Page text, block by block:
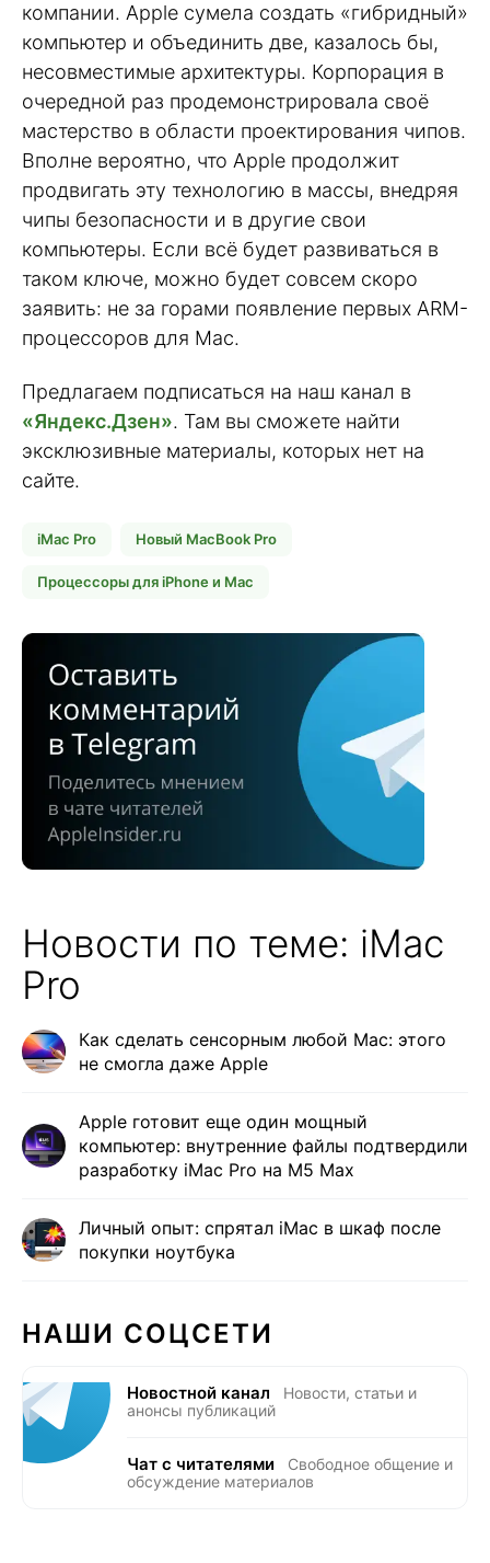
компании. Apple сумела создать «гибридный»
компьютер и объединить две, казалось бы,
несовместимые архитектуры. Корпорация в
очередной раз продемонстрировала своё
мастерство в области проектирования чипов.
Вполне вероятно, что Apple продолжит
продвигать эту технологию в массы, внедряя
чипы безопасности и в другие свои
компьютеры. Если всё будет развиваться в
таком ключе, можно будет совсем скоро
заявить: не за горами появление первых ARM-
процессоров для Mac.
Предлагаем подписаться на наш канал в
«Яндекс.Дзен». Там вы сможете найти
эксклюзивные материалы, которых нет на
сайте.
iMac Pro Новый MacBook Pro
Процессоры для iPhone и Mac
Новости по теме: iMac
Pro
Как сделать сенсорным любой Mac: этого
не смогла даже Apple
Apple готовит еще один мощный
компьютер: внутренние файлы подтвердили
разработку iMac Pro на M5 Max
Личный опыт: спрятал iMac в шкаф после
покупки ноутбука
НАШИ СОЦСЕТИ
Новостной канал
Новости, статьи и
анонсы публикаций
Чат с читателями
Свободное общение и
обсуждение материалов